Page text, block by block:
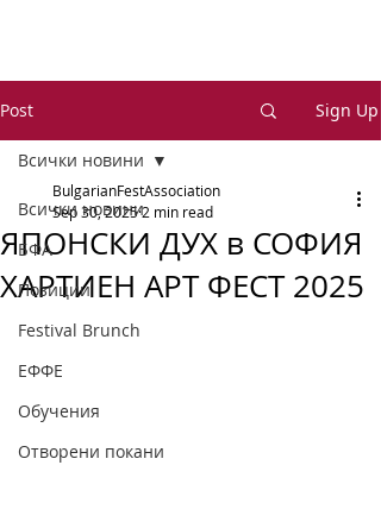
Post Sign Up
Всички новини
БФА
Позиции
Festival Brunch
ЕФФЕ
Обучения
Отворени покани
Всички новини
ЯПОНСКИ ДУХ в СОФИЯ
ХАРТИЕН АРТ ФЕСТ 2025
BulgarianFestAssociation
Sep 30, 20252 min read